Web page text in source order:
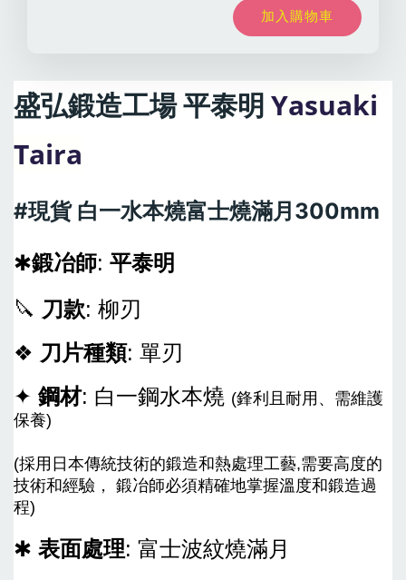
加入購物車
盛弘鍛造工場 平泰明 Yasuaki
Taira
#現貨 白一水本燒富士燒滿月300mm
✱鍛冶師: 平泰明
🔪 刀款: 柳刃
❖ 刀片種類: 單刃
✦ 鋼材: 白一鋼水本燒 (鋒利且耐用、需維護
保養)
(採用日本傳統技術的鍛造和熱處理工藝,需要高度的
技術和經驗， 鍛冶師必須精確地掌握溫度和鍛造過
程)
✱ 表面處理: 富士波紋燒滿月